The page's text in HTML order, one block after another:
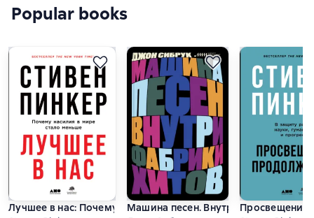
Popular books
Лучшее в нас: Почему насилия в мире стало меньше
Машина песен. Внутри фабрики
Просвещение